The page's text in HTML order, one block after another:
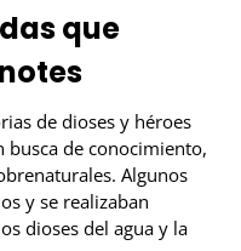
que
de dioses y héroes
busca de conocimiento,
Algunos
y se realizaban
dioses del agua y la